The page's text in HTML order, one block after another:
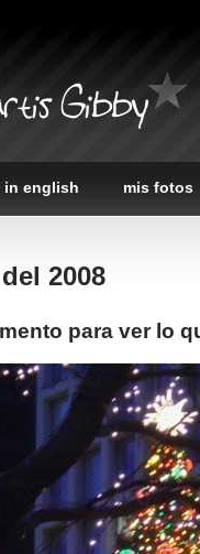
Gibby
in english mis fotos
2008
para ver lo